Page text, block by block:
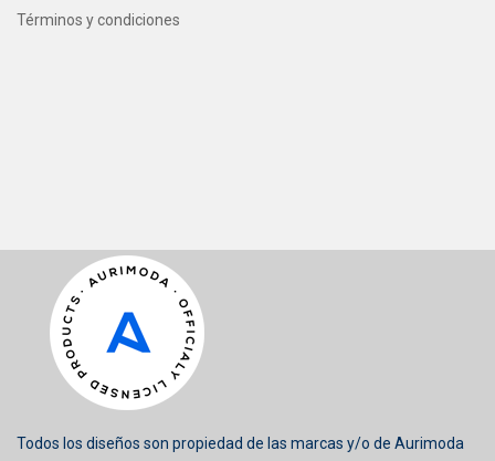
Términos y condiciones
Todos los diseños son propiedad de las marcas y/o de Aurimoda